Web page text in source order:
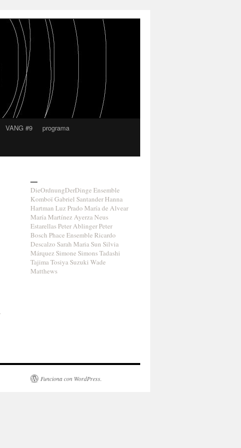
VANG #9
programa
—
DieOrdnungDerDinge Ensemble
KomboïGabriel Santander Hanna
Hartman Luz Prado María de Alvear
María Martínez AyerzaNeus
EstarellasPeter AblingerPeter
Bosch Phace Ensemble Ricardo
Descalzo Sarah Maria Sun Silvia
MárquezSimone SimonsTadashi
TajimaTosiya Suzuki Wade
Matthews
Funciona con WordPress.